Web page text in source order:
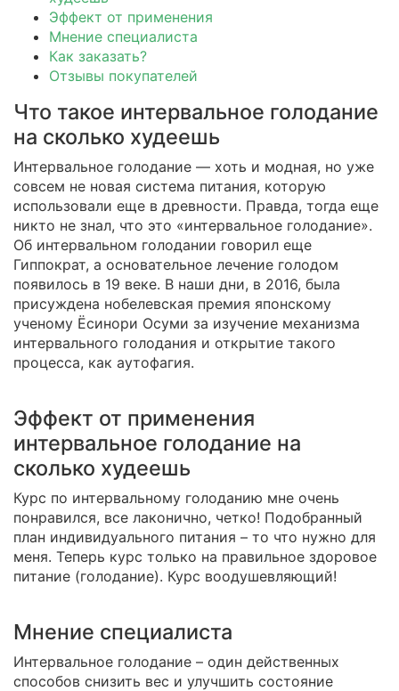
Эффект от применения
Мнение специалиста
Как заказать?
Отзывы покупателей
Что такое интервальное голодание
на сколько худеешь
Интервальное голодание — хоть и модная, но уже
совсем не новая система питания, которую
использовали еще в древности. Правда, тогда еще
никто не знал, что это «интервальное голодание».
Об интервальном голодании говорил еще
Гиппократ, а основательное лечение голодом
появилось в 19 веке. В наши дни, в 2016, была
присуждена нобелевская премия японскому
ученому Ёсинори Осуми за изучение механизма
интервального голодания и открытие такого
процесса, как аутофагия.
Эффект от применения
интервальное голодание на
сколько худеешь
Курс по интервальному голоданию мне очень
понравился, все лаконично, четко! Подобранный
план индивидуального питания – то что нужно для
меня. Теперь курс только на правильное здоровое
питание (голодание). Курс воодушевляющий!
Мнение специалиста
Интервальное голодание – один действенных
способов снизить вес и улучшить состояние